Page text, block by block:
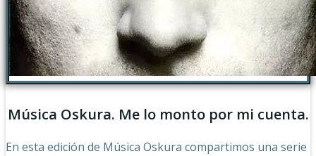
Música Oskura. Me lo monto por mi cuenta.
En esta edición de Música Oskura compartimos una serie